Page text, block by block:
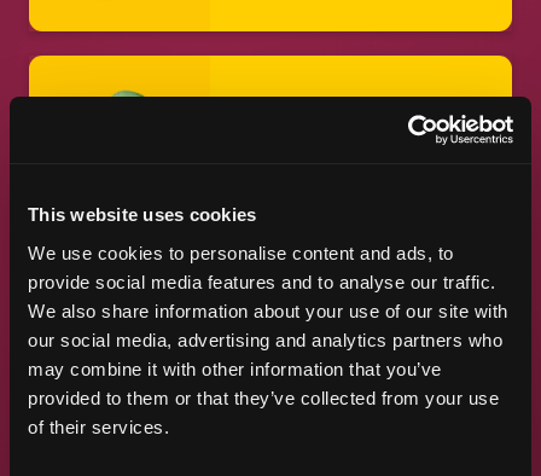
This website uses cookies
We use cookies to personalise content and ads, to
provide social media features and to analyse our traffic.
We also share information about your use of our site with
our social media, advertising and analytics partners who
may combine it with other information that you’ve
provided to them or that they’ve collected from your use
of their services.
MANILA